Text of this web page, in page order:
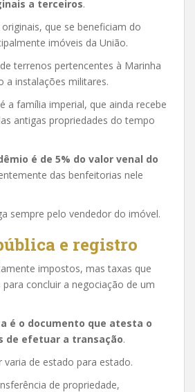
a terceiros.
que se beneficiam do
imóveis da União.
terrenos pertencentes à Marinha
a instalações militares.
a família imperial, que ainda recebe
antigas propriedades do tempo
é de 5% do valor venal do
das benfeitorias nele
sempre pelo vendedor do imóvel.
e registro
impostos, mas taxas que
concluir a negociação de um
é o documento que atesta o
de efetuar a transação.
de estado para estado.
de propriedade,